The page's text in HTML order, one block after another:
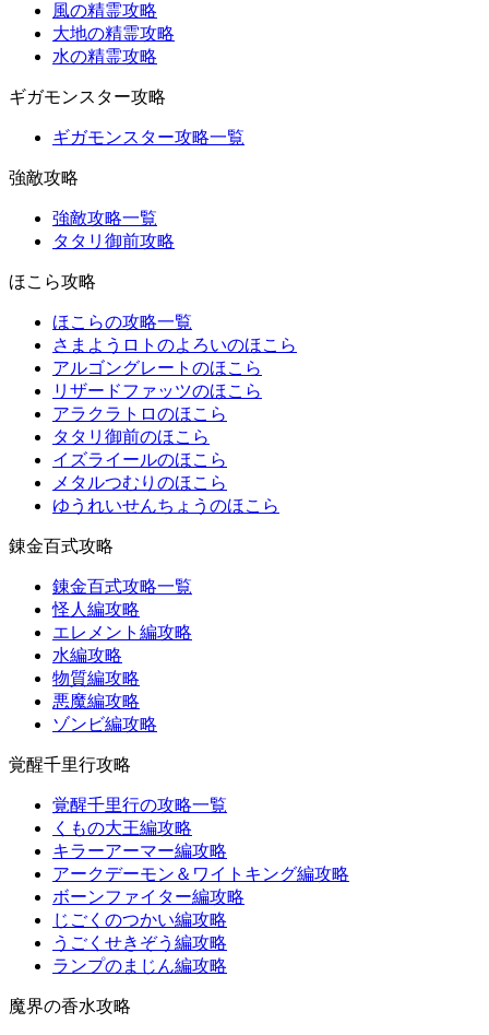
風の精霊攻略
大地の精霊攻略
水の精霊攻略
ギガモンスター攻略
ギガモンスター攻略一覧
強敵攻略
強敵攻略一覧
タタリ御前攻略
ほこら攻略
ほこらの攻略一覧
さまようロトのよろいのほこら
アルゴングレートのほこら
リザードファッツのほこら
アラクラトロのほこら
タタリ御前のほこら
イズライールのほこら
メタルつむりのほこら
ゆうれいせんちょうのほこら
錬金百式攻略
錬金百式攻略一覧
怪人編攻略
エレメント編攻略
水編攻略
物質編攻略
悪魔編攻略
ゾンビ編攻略
覚醒千里行攻略
覚醒千里行の攻略一覧
くもの大王編攻略
キラーアーマー編攻略
アークデーモン＆ワイトキング編攻略
ボーンファイター編攻略
じごくのつかい編攻略
うごくせきぞう編攻略
ランプのまじん編攻略
魔界の香水攻略